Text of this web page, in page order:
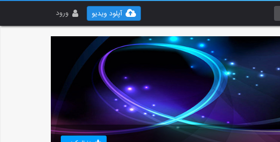
ورود آپلود ویدیو